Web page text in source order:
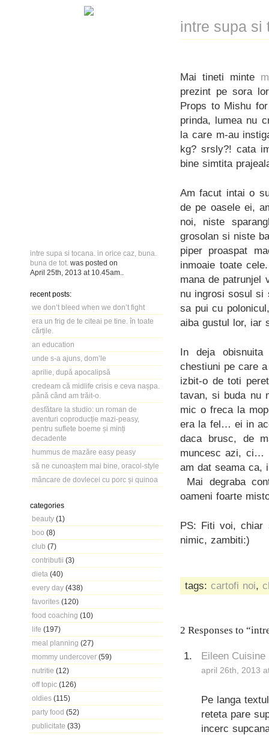
intre supa si tocana. in orice caz, buna.
buna de tot. was posted on
April 25th, 2013 at 10.45am
recent posts:
we don’t bleed when we don’t fight
era un frig de te citeai pe tine. în toate
cărțile.
an education
unde s-a ajuns, dom’le
aprilie, după apocalipsă
credeam că midlife crisis e ceva nașpa.
până când am trăit-o.
desfătare la studio: un roman de
aventuri coproducție mazi-peasy,
pentru suflete boeme și minți
decadente
hummus de mazăre easy peasy
să ne cunoaștem mai bine, oracol-style
mâncare de dovlecei cu porc și quinoa
categories
beauty (1)
boo (8)
club (7)
contributii (3)
dieta (40)
every day (438)
favorites (120)
food coaching (10)
life (197)
meal planning (27)
mommy undercover (59)
nutritie (12)
off topic (126)
oldies (115)
party food (52)
publicitate (33)
intre supa si
Mai tineti minte
prezint pe sora
Props to Mishu
prinda, lumea nu
la care m-au
kg? srsly?! cata
bine simtita
Am facut intai o
de pe oasele ei,
noi, niste
grosolan si niste
piper proaspat
inmoaie toate
mana de patrunjel
nu ingrosi sosul si
sa pui cu
aiba gustul lor, iar
In deja obisnuita
chestiuni pe care
izbit-o de toti
tavan, si buda nu
mic o freca la
era la fel… ei in
daca brusc, de
muncesc azi, ci…
am dat seama ca,
Mai degraba
oameni foarte
PS: Fiti voi, chiar
nimic, zambiti:)
tags: cartofi noi,
2 Responses to
Eileen Cuisine
april 26th, 2013
Pe langa
reteta pare
incerc